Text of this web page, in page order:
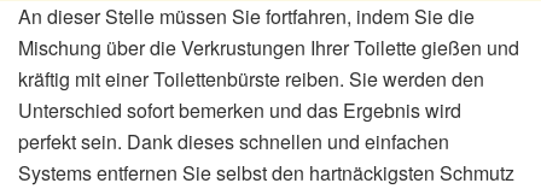
An dieser Stelle müssen Sie fortfahren, indem Sie die
Mischung über die Verkrustungen Ihrer Toilette gießen und
kräftig mit einer Toilettenbürste reiben. Sie werden den
Unterschied sofort bemerken und das Ergebnis wird
perfekt sein. Dank dieses schnellen und einfachen
Systems entfernen Sie selbst den hartnäckigsten Schmutz